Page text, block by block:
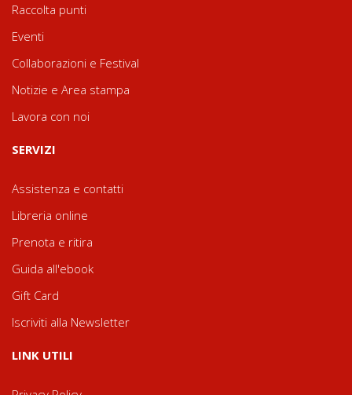
Raccolta punti
Eventi
Collaborazioni e Festival
Notizie e Area stampa
Lavora con noi
SERVIZI
Assistenza e contatti
Libreria online
Prenota e ritira
Guida all'ebook
Gift Card
Iscriviti alla Newsletter
LINK UTILI